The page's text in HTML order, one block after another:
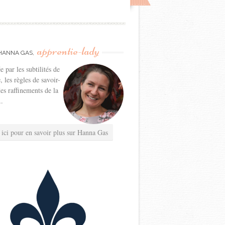
GAS, apprentie-lady
par les subtilités de
les règles de savoir-
raffinements de la
pour en savoir plus sur Hanna Gas